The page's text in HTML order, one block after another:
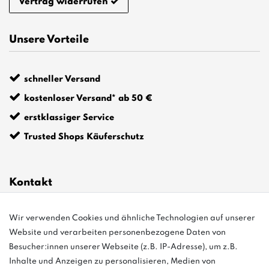
Vertrag widerrufen
Unsere Vorteile
schneller Versand
kostenloser Versand* ab 50 €
erstklassiger Service
Trusted Shops Käuferschutz
Kontakt
info@bonvenon.de
03763 4048350
Montag - Freitag, 08:00 - 16:00
Wir verwenden Cookies und ähnliche Technologien auf unserer
Website und verarbeiten personenbezogene Daten von
Besucher:innen unserer Webseite (z.B. IP-Adresse), um z.B.
Inhalte und Anzeigen zu personalisieren, Medien von